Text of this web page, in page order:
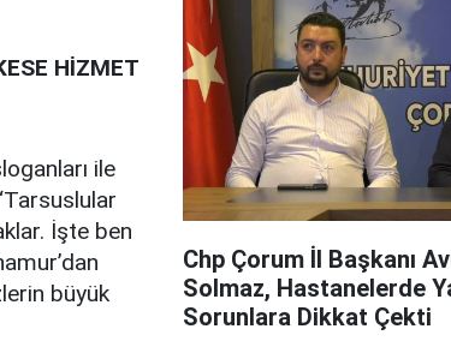
HİZMET
ile
İşte ben
büyük
Chp Çorum İl Başkanı
Solmaz, Hastanelerde
Sorunlara Dikkat Çekti